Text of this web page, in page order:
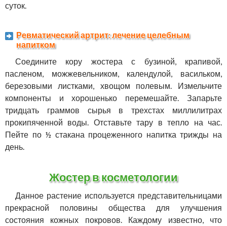
суток.
Ревматический артрит: лечение целебным
напитком
Соедините кору жостера с бузиной, крапивой,
пасленом, можжевельником, календулой, васильком,
березовыми листками, хвощом полевым. Измельчите
компоненты и хорошенько перемешайте. Запарьте
тридцать граммов сырья в трехстах миллилитрах
прокипяченной воды. Отставьте тару в тепло на час.
Пейте по ½ стакана процеженного напитка трижды на
день.
Жостер в косметологии
Данное растение используется представительницами
прекрасной половины общества для улучшения
состояния кожных покровов. Каждому известно, что